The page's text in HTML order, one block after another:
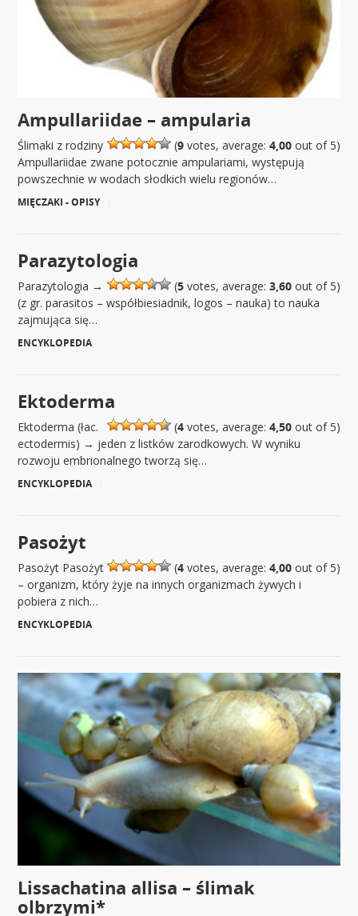
Ampullariidae – ampularia
(9votes, average: 4,00out of 5)
Ślimaki z rodziny
Ampullariidae zwane potocznie ampulariami, występują
powszechnie w wodach słodkich wielu regionów…
MIĘCZAKI - OPISY
Parazytologia
(5votes, average: 3,60out of 5)
Parazytologia →
(z gr. parasitos – współbiesiadnik, logos – nauka) to nauka
zajmująca się…
ENCYKLOPEDIA
Ektoderma
(4votes, average: 4,50out of 5)
Ektoderma (łac.
ectodermis) → jeden z listków zarodkowych. W wyniku
rozwoju embrionalnego tworzą się…
ENCYKLOPEDIA
Pasożyt
(4votes, average: 4,00out of 5)
Pasożyt Pasożyt
– organizm, który żyje na innych organizmach żywych i
pobiera z nich…
ENCYKLOPEDIA
Lissachatina allisa – ślimak
olbrzymi*